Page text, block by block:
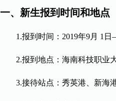
一、 新生报到时间和地点
1.报到时间： 2019年9月 1 日
2.报到地点：海南科技职业
3.接待站点：秀英港、新海